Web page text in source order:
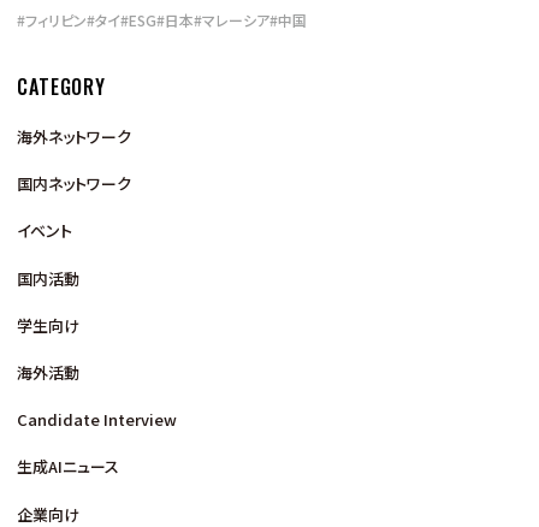
#フィリピン#タイ#ESG#日本#マレーシア#中国
CATEGORY
海外ネットワーク
国内ネットワーク
イベント
国内活動
学生向け
海外活動
Candidate Interview
生成AIニュース
企業向け